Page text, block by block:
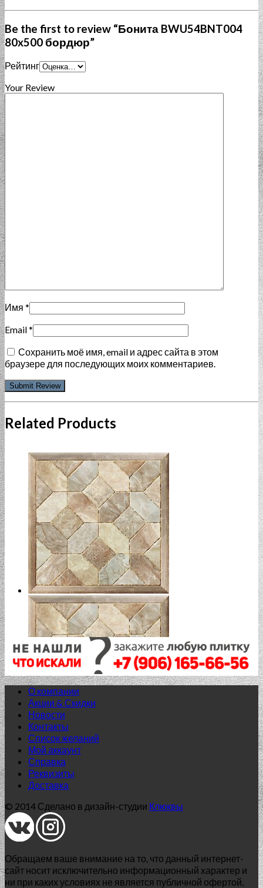
Be the first to review “Бонита BWU54BNT004
80x500 бордюр”
Рейтинг
Your Review
Имя *
Email*
Сохранить моё имя, email и адрес сайта в этом
браузере для последующих моих комментариев.
Related Products
Нет в наличии
Alma Ceramica
Fiesta TFU03FST004 418×418
710.00₽
Добавить в список желаний
О компании
Акции & Скидки
Новости
Контакты
Список желаний
Мой аккаунт
Справка
Реквизиты
Доставка
© 2014 Сделано в дизайн-студии Клюквы
Обращаем ваше внимание на то, что данный интернет-
сайт носит исключительно информационный характер и
ни при каких условиях не является публичной офертой,